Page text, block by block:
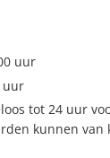
uur
uur
tot 24 uur
kunnen van